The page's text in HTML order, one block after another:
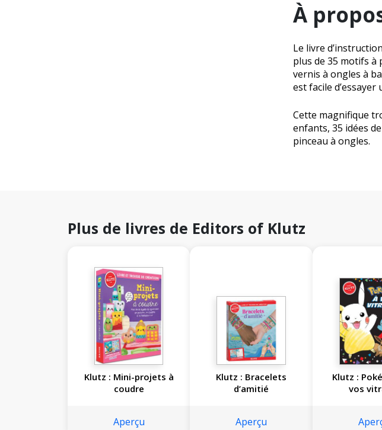
À
Le livre
plus de 35 motifs à
vernis à ongles à
est facile
Cette magnifique
enfants, 35 idées
pinceau à ongles.
Plus de livres de Editors of Klutz
Klutz : Mini-projets à
coudre
Aperçu
Klutz : Bracelets
d’amitié
Aperçu
Klutz :
vos